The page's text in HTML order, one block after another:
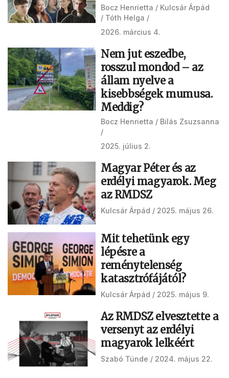
Bocz Henrietta
Kulcsár Árpád
Tóth Helga
2026. március 4.
Nem jut eszedbe,
rosszul mondod – az
állam nyelve a
kisebbségek mumusa.
Meddig?
Bocz Henrietta Bilás Zsuzsanna
2025. július 2.
Magyar Péter és az
erdélyi magyarok. Meg
az RMDSZ
Kulcsár Árpád 2025. május 26.
Mit tehetünk egy
lépésre a
reménytelenség
katasztrófájától?
Kulcsár Árpád 2025. május 9.
Az RMDSZ elvesztette a
versenyt az erdélyi
magyarok lelkéért
Szabó Tünde 2024. május 22.